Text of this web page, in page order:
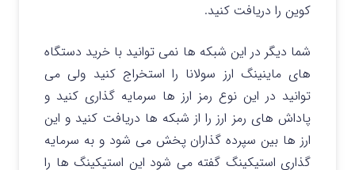
کوین را دریافت کنید.
شما دیگر در این شبکه ها نمی توانید با خرید دستگاه
های ماینینگ ارز سولانا را استخراج کنید ولی می
توانید در این نوع رمز ارز ها سرمایه گذاری کنید و
پاداش های رمز ارز را از شبکه ها دریافت کنید و این
ارز ها بین سپرده گذاران پخش می شود و به سرمایه
گذاری استیکینگ گفته می شود این استیکینگ ها را